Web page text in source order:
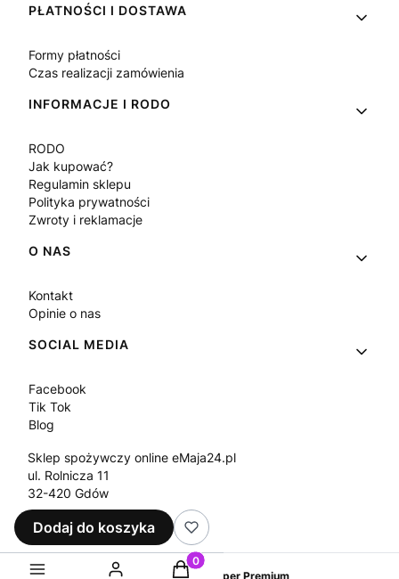
PŁATNOŚCI I DOSTAWA
Formy płatności
Czas realizacji zamówienia
INFORMACJE I RODO
RODO
Jak kupować?
Regulamin sklepu
Polityka prywatności
Zwroty i reklamacje
O NAS
Kontakt
Opinie o nas
SOCIAL MEDIA
Facebook
Tik Tok
Blog
Sklep spożywczy online eMaja24.pl
ul. Rolnicza 11
32-420 Gdów
Tel.+48 573 330 911
e-mail:sklep@emaja24.pl
Sklep internetowy Shoper Premium
Dodaj do koszyka
Produkty w koszyku: 0. Zobacz